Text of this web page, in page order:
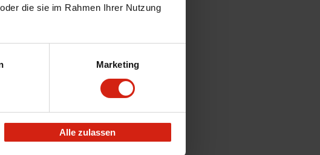
die sie im Rahmen Ihrer Nutzung
Marketing
Alle zulassen